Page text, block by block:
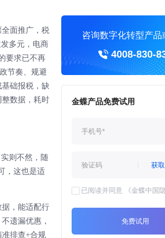
面推广，税
多元，电商
要求已不再
节奏、规避
础报税，缺
数据，耗时
则不然，随
，这也是适
，能适配行
遗漏优惠，
排查+合规
咨询数字化转型产品
4008-830-
金蝶产品免费试用
获
已阅读并同意 《金蝶中国
免费试用